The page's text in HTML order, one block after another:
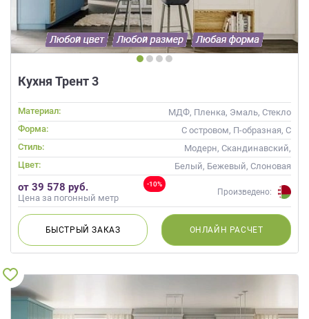
Кухня Трент 3
Материал:
МДФ, Пленка, Эмаль, Стекло
Форма:
С островом, П-образная, С
барной стойкой
Стиль:
Модерн, Скандинавский,
Неоклассика, Современные
Цвет:
Белый, Бежевый, Слоновая
кость, Кремовый, Синий,
Голубой
-10%
от 39 578 руб.
Цена за погонный метр
Произведено:
БЫСТРЫЙЗАКАЗ ОНЛАЙН РАСЧЕТ